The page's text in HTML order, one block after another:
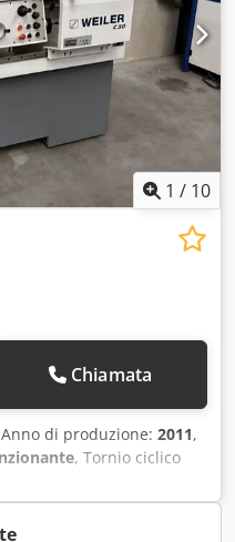
1 / 10
Chiamata
di produzione: 2011,
, Tornio ciclico
Modello: C30 x 750
ottime, usato
di tornitura sul piano: